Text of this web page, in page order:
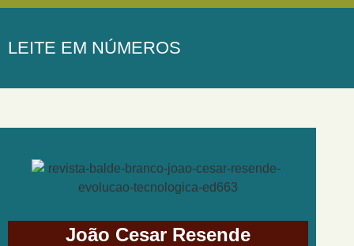
LEITE EM NÚMEROS
João Cesar Resende